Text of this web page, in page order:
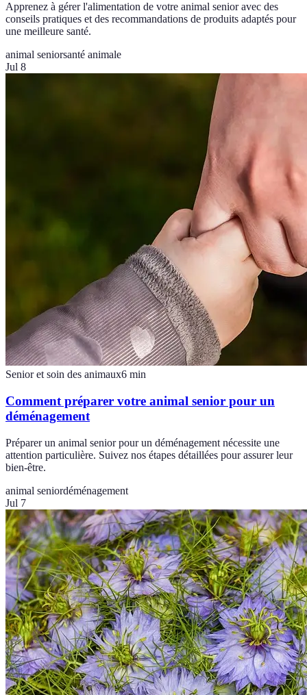
Apprenez à gérer l'alimentation de votre animal senior avec des
conseils pratiques et des recommandations de produits adaptés pour
une meilleure santé.
animal seniorsanté animale
Jul 8
Senior et soin des animaux6 min
Comment préparer votre animal senior pour un
déménagement
Préparer un animal senior pour un déménagement nécessite une
attention particulière. Suivez nos étapes détaillées pour assurer leur
bien-être.
animal seniordéménagement
Jul 7